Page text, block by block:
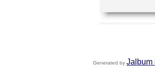
Generated by Jalbum